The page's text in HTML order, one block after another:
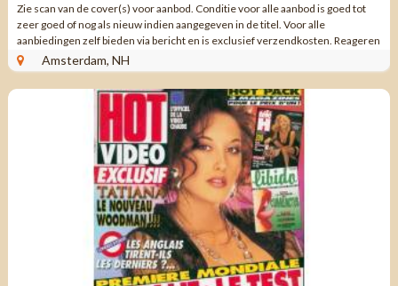
Zie scan van de cover(s) voor aanbod. Conditie voor alle aanbod is goed tot
zeer goed of nog als nieuw indien aangegeven in de titel. Voor alle
aanbiedingen zelf bieden via bericht en is exclusief verzendkosten. Reageren
via aanbieding ...
Amsterdam, NH